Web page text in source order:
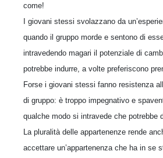
come!
I giovani stessi svolazzano da
quando il gruppo morde e sentono di
intravedendo magari il potenziale di
potrebbe indurre, a volte preferiscono
Forse i giovani stessi fanno resistenza
di gruppo: è troppo impegnativo e
qualche modo si intravede che potrebbe
La pluralità delle appartenenze rende
accettare un’appartenenza che ha in se